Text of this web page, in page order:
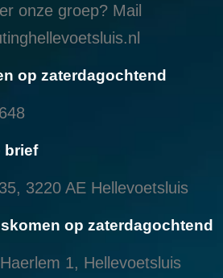
onze groep? Mail
op zaterdagochtend
brief
3220 AE Hellevoetsluis
op zaterdagochtend
1, Hellevoetsluis